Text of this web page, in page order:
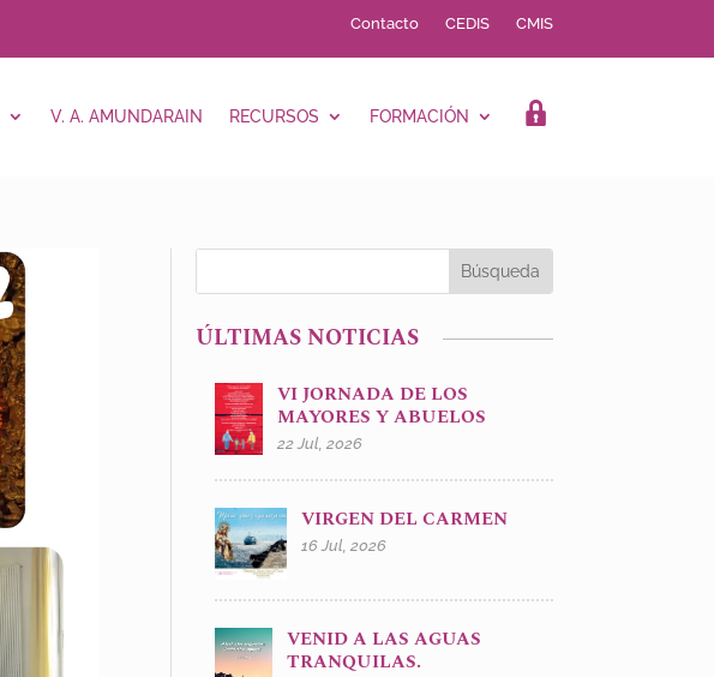
Contacto CEDIS CMIS
V. A. AMUNDARAIN RECURSOS FORMACIÓN LOGIN
ÚLTIMAS NOTICIAS
VI JORNADA DE LOS
MAYORES Y ABUELOS
22 Jul, 2026
VIRGEN DEL CARMEN
16 Jul, 2026
VENID A LAS AGUAS
TRANQUILAS.